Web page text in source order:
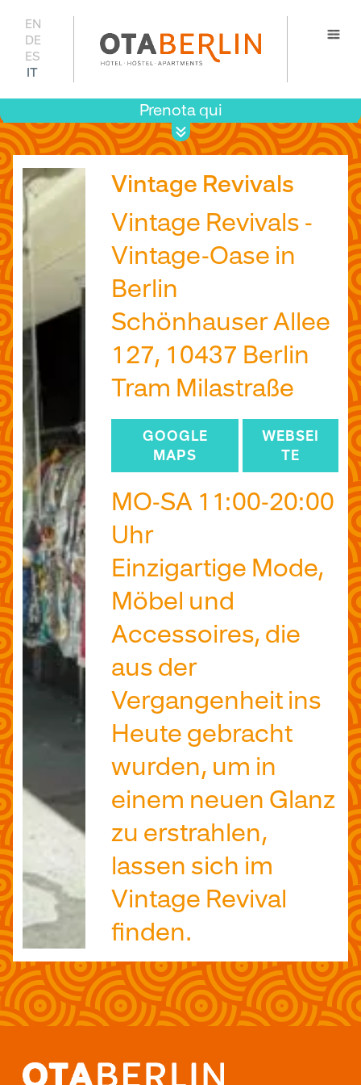
EN
DE
ES
IT
Prenota qui
Vintage Revivals
Vintage Revivals -
Vintage-Oase in
Berlin
Schönhauser Allee
127, 10437 Berlin
Tram Milastraße
GOOGLE
MAPS
WEBSEI
TE
MO-SA 11:00-20:00
Uhr
Einzigartige Mode,
Möbel und
Accessoires, die
aus der
Vergangenheit ins
Heute gebracht
wurden, um in
einem neuen Glanz
zu erstrahlen,
lassen sich im
Vintage Revival
finden.